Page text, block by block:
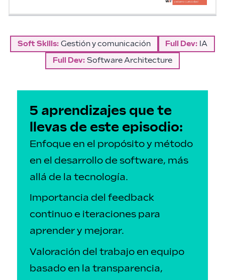
Soft Skills: Gestión y comunicación Full Dev: IA
Full Dev: Software Architecture
5 aprendizajes que te
llevas de este episodio:
Enfoque en el propósito y método
en el desarrollo de software, más
allá de la tecnología.
Importancia del feedback
continuo e iteraciones para
aprender y mejorar.
Valoración del trabajo en equipo
basado en la transparencia,